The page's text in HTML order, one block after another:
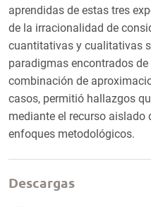
aprendidas de estas tres
de la irracionalidad de
cuantitativas y cualitativas
paradigmas encontrados
combinación de
casos, permitió hallazgos
mediante el recurso aislado
enfoques metodológicos.
Descargas